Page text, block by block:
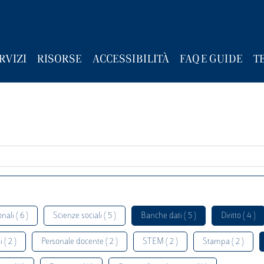
RISORSE ACCESSIBILITÀ FAQ E GUIDE
( 6 ) Scienze sociali ( 5 ) Banche dati ( 5 ) Diritto ( 4 )
( 2 ) Personale docente ( 2 ) STEM ( 2 ) Stampa ( 2 )